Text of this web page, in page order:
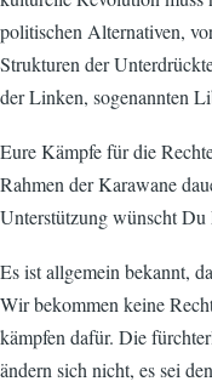
politischen Alternativen,
Strukturen der
der Linken, sogenannten
Eure Kämpfe für die
Rahmen der Karawane
Unterstützung wünscht
Es ist allgemein bekannt,
Wir bekommen keine
kämpfen dafür. Die
ändern sich nicht, es sei